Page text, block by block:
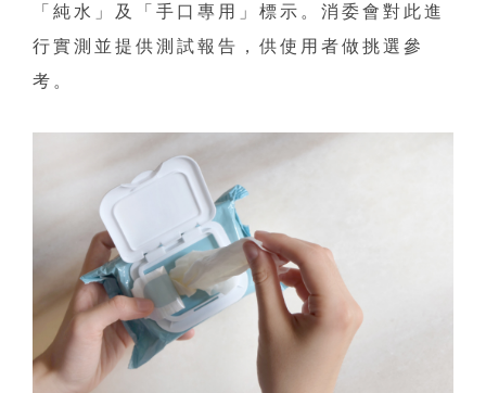
「純水」及「手口專用」標示。消委會對此進
行實測並提供測試報告，供使用者做挑選參
考。